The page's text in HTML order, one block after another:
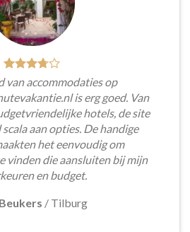
van accommodaties op
is erg goed. Van
hotels, de site
aan opties. De handige
het eenvoudig om
vinden die aansluiten bij mijn
en budget.
/ Tilburg